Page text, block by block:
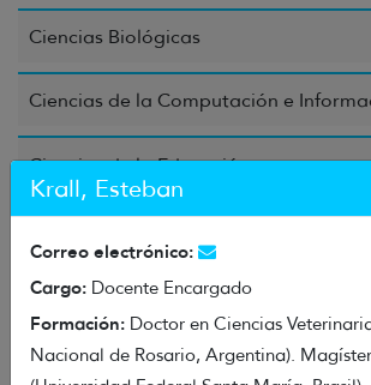
Ciencias Biológicas
Ciencias de la Computación e
Ciencias de la Educación
Ciencias Químicas
Energía
Krall, Esteban
Correo electrónico:
Cargo: Docente Encargado
Formación: Doctor en Ciencias
Nacional de Rosario, Argentina).